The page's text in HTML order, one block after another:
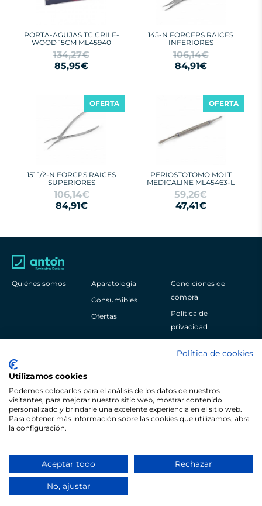
PORTA-AGUJAS TC CRILE-
WOOD 15CM ML45940
134,27€
85,95€
145-N FORCEPS RAICES
INFERIORES
106,14€
84,91€
151 1/2-N FORCPS RAICES
SUPERIORES
106,14€
84,91€
OFERTA
PERIOSTOTOMO MOLT
MEDICALINE ML45463-L
59,26€
47,41€
OFERTA
Quiénes somos
Aparatología
Consumibles
Ofertas
Condiciones de
compra
Política de
privacidad
Pol. Ind. Sangroniz Iberre Kalea, 3
+34 944 530 622
© Copyright Antón Suministros Dentales
Política de cookies
Utilizamos cookies
Podemos colocarlos para el análisis de los datos de nuestros
visitantes, para mejorar nuestro sitio web, mostrar contenido
personalizado y brindarle una excelente experiencia en el sitio web.
Para obtener más información sobre las cookies que utilizamos, abra
la configuración.
Aceptar todo Rechazar
No, ajustar